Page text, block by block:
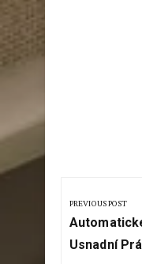
pro
PREVIOUS POST
Previous
Post:
Usnadní